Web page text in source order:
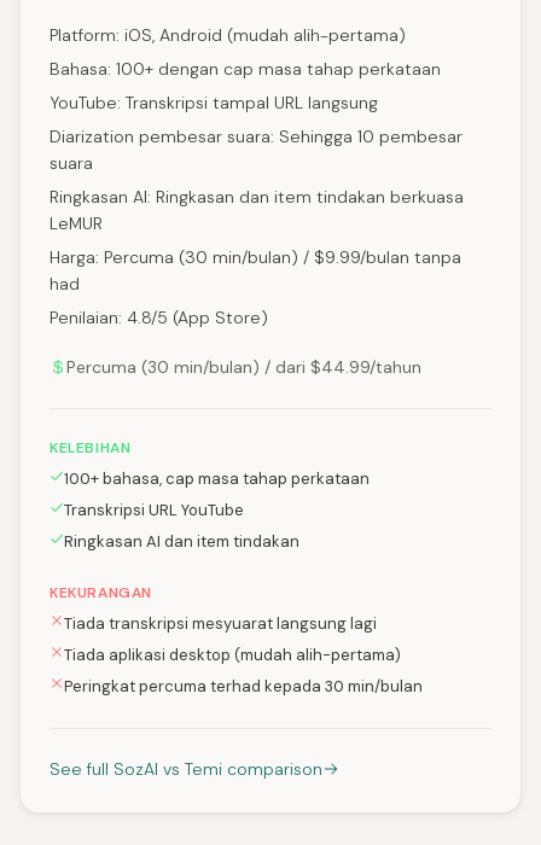
Platform: iOS, Android (mudah alih-pertama)
Bahasa: 100+ dengan cap masa tahap perkataan
YouTube: Transkripsi tampal URL langsung
Diarization pembesar suara: Sehingga 10 pembesar
suara
Ringkasan AI: Ringkasan dan item tindakan berkuasa
LeMUR
Harga: Percuma (30 min/bulan) / $9.99/bulan tanpa
had
Penilaian: 4.8/5 (App Store)
Percuma (30 min/bulan) / dari $44.99/tahun
KELEBIHAN
100+ bahasa, cap masa tahap perkataan
Transkripsi URL YouTube
Ringkasan AI dan item tindakan
KEKURANGAN
Tiada transkripsi mesyuarat langsung lagi
Tiada aplikasi desktop (mudah alih-pertama)
Peringkat percuma terhad kepada 30 min/bulan
See full SozAI vs Temi comparison